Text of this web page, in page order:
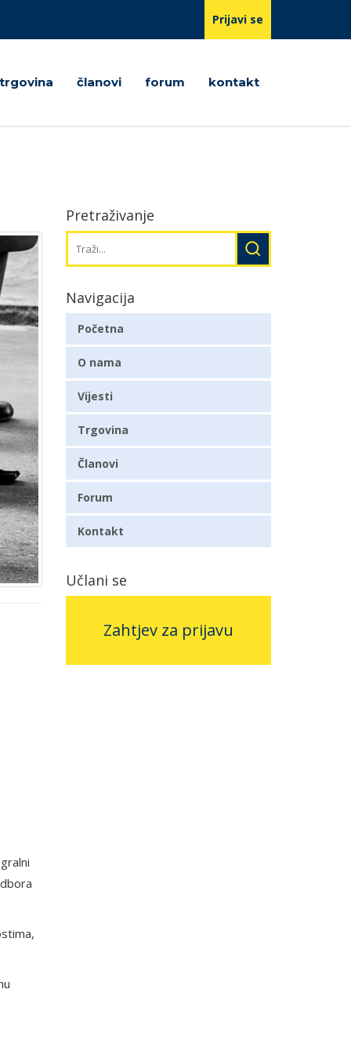
Prijavi se
trgovina članovi forum kontakt
Pretraživanje
Navigacija
Početna
O nama
Vijesti
Trgovina
Članovi
Forum
Kontakt
Učlani se
Zahtjev za prijavu